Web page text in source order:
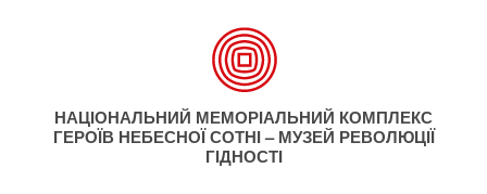
НАЦІОНАЛЬНИЙ МЕМОРІАЛЬНИЙ КОМПЛЕКС
ГЕРОЇВ НЕБЕСНОЇ СОТНІ – МУЗЕЙ РЕВОЛЮЦІЇ
ГІДНОСТІ